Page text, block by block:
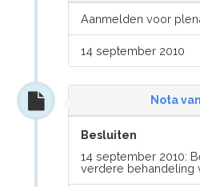
Aanmelden voor
14 september 2010
Nota
Besluiten
14 september 2010:
verdere behandeling